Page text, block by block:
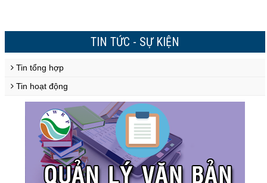
TIN TỨC - SỰ KIỆN
Tin tổng hợp
Tin hoạt động